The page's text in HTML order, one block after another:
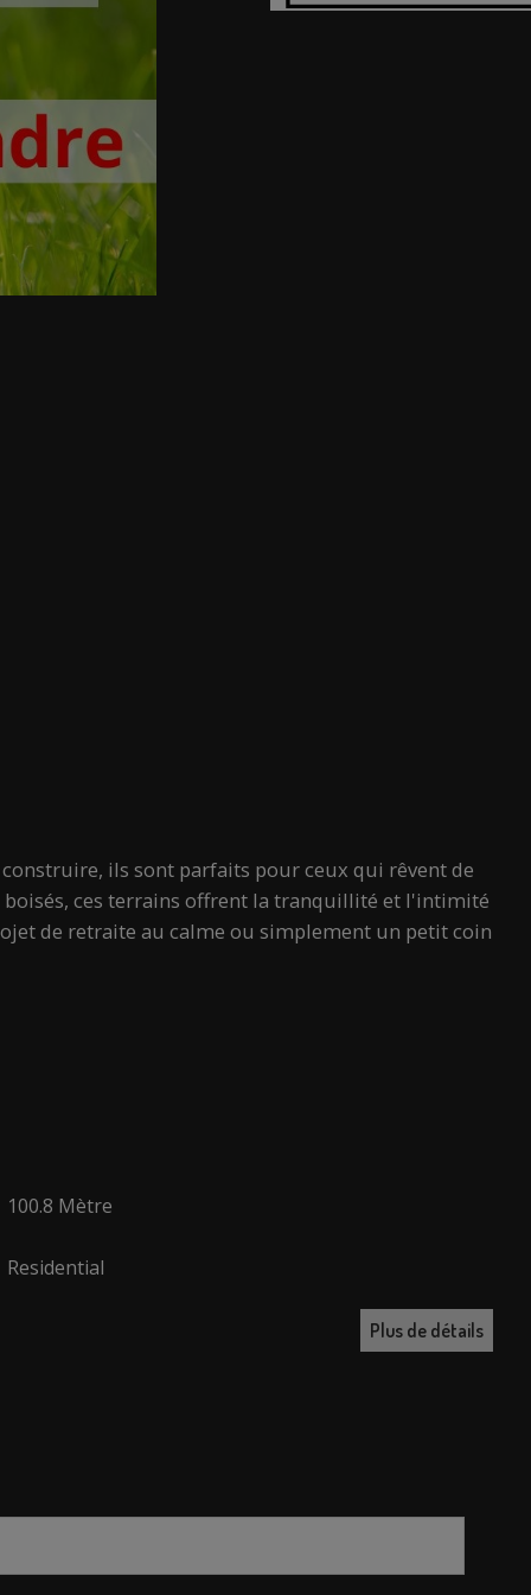
ils sont parfaits pour ceux qui rêvent de
boisés, ces terrains offrent la tranquillité et l'intimité
de retraite au calme ou simplement un petit coin
100.8 Mètre
Residential
Plus de détails